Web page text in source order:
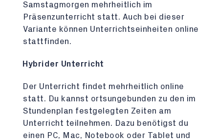
Samstagmorgen mehrheitlich im
Präsenzunterricht statt. Auch bei dieser
Variante können Unterrichtseinheiten online
stattfinden.
Hybrider Unterricht
Der Unterricht findet mehrheitlich online
statt. Du kannst ortsungebunden zu den im
Stundenplan festgelegten Zeiten am
Unterricht teilnehmen. Dazu benötigst du
einen PC, Mac, Notebook oder Tablet und